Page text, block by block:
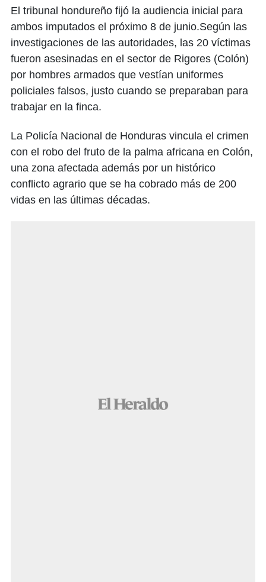
El tribunal hondureño fijó la audiencia inicial para
ambos imputados el próximo 8 de junio.Según las
investigaciones de las autoridades, las 20 víctimas
fueron asesinadas en el sector de Rigores (Colón)
por hombres armados que vestían uniformes
policiales falsos, justo cuando se preparaban para
trabajar en la finca.
La Policía Nacional de Honduras vincula el crimen
con el robo del fruto de la palma africana en Colón,
una zona afectada además por un histórico
conflicto agrario que se ha cobrado más de 200
vidas en las últimas décadas.